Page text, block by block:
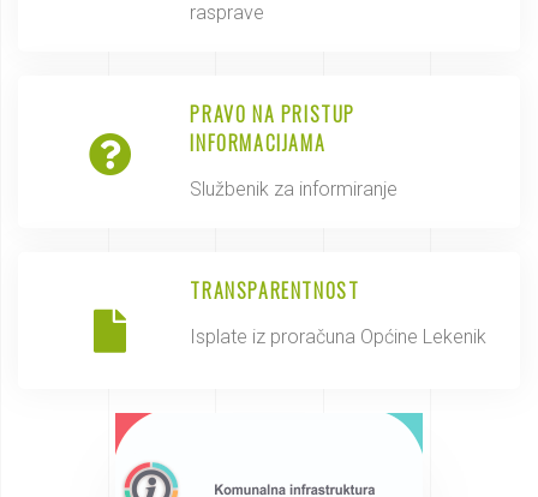
rasprave
PRAVO NA PRISTUP
INFORMACIJAMA
Službenik za informiranje
TRANSPARENTNOST
Isplate iz proračuna Općine Lekenik